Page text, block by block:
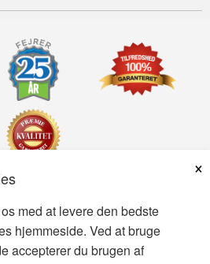
×
med at levere den bedste
hjemmeside. Ved at bruge
accepterer du brugen af
for brug Fortrolighedspolitik